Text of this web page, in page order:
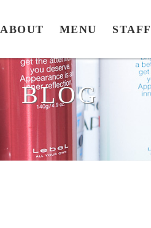
ABOUT MENU STAFF
BLOG